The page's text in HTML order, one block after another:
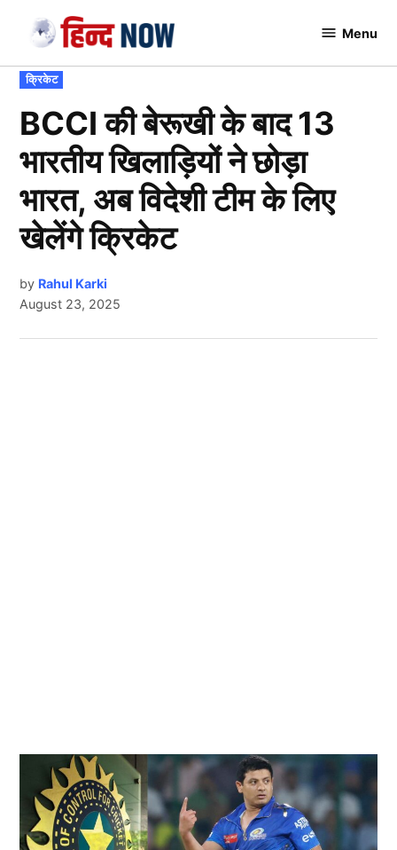
content
Menu
POSTED
IN
क्रिकेट
BCCI की बेरूखी के बाद 13
भारतीय खिलाड़ियों ने छोड़ा
भारत, अब विदेशी टीम के लिए
खेलेंगे क्रिकेट
by Rahul Karki
August 23, 2025